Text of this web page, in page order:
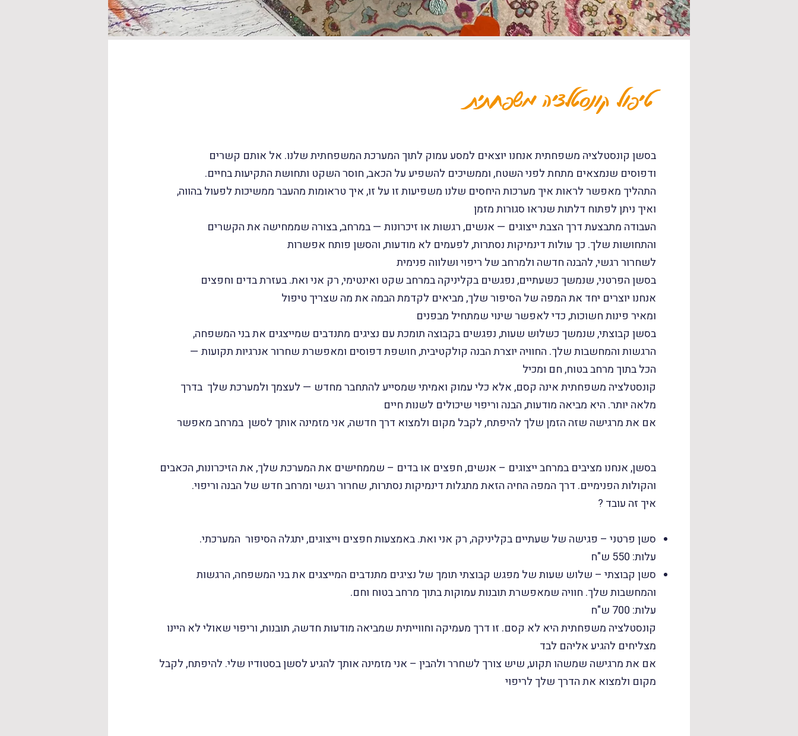
טיפול קונסטלציה משפחתית
בסשן קונסטלציה משפחתית אנחנו יוצאים למסע עמוק לתוך המערכת המשפחתית שלנו. אל אותם קשרים
ודפוסים שנמצאים מתחת לפני השטח, וממשיכים להשפיע על הכאב, חוסר השקט ותחושת התקיעות בחיים.
התהליך מאפשר לראות איך מערכות היחסים שלנו משפיעות זו על זו, איך טראומות מהעבר ממשיכות לפעול בהווה,
ואיך ניתן לפתוח דלתות שנראו סגורות מזמן
העבודה מתבצעת דרך הצבת ייצוגים — אנשים, רגשות או זיכרונות — במרחב, בצורה שממחישה את הקשרים
והתחושות שלך. כך עולות דינמיקות נסתרות, לפעמים לא מודעות, והסשן פותח אפשרות
לשחרור רגשי, להבנה חדשה ולמרחב של ריפוי ושלווה פנימית
​בסשן הפרטני, שנמשך כשעתיים, נפגשים בקליניקה במרחב שקט ואינטימי, רק אני ואת. בעזרת בדים וחפצים
אנחנו יוצרים יחד את המפה של הסיפור שלך, מביאים לקדמת הבמה את מה שצריך טיפול
ומאיר פינות חשוכות, כדי לאפשר שינוי שמתחיל מבפנים
​בסשן קבוצתי, שנמשך כשלוש שעות, נפגשים בקבוצה תומכת עם נציגים מתנדבים שמייצגים את בני המשפחה,
הרגשות והמחשבות שלך. החוויה יוצרת הבנה קולקטיבית, חושפת דפוסים ומאפשרת שחרור אנרגיות תקועות —
הכל בתוך מרחב בטוח, חם ומכיל
קונסטלציה משפחתית אינה קסם, אלא כלי עמוק ואמיתי שמסייע להתחבר מחדש — לעצמך ולמערכת שלך בדרך
מלאה יותר. היא מביאה מודעות, הבנה וריפוי שיכולים לשנות חיים
אם את מרגישה שזה הזמן שלך להיפתח, לקבל מקום ולמצוא דרך חדשה, אני מזמינה אותך לסשן במרחב מאפשר
בסשן, אנחנו מציבים במרחב ייצוגים – אנשים, חפצים או בדים – שממחישים את המערכת שלך, את הזיכרונות, הכאבים
והקולות הפנימיים. דרך המפה החיה הזאת מתגלות דינמיקות נסתרות, שחרור רגשי ומרחב חדש של הבנה וריפוי.
איך זה עובד ?
סשן פרטני – פגישה של שעתיים בקליניקה, רק אני ואת. באמצעות חפצים וייצוגים, יתגלה הסיפור המערכתי.
עלות: 550 ש"ח
סשן קבוצתי – שלוש שעות של מפגש קבוצתי תומך של נציגים מתנדבים המייצגים את בני המשפחה, הרגשות
והמחשבות שלך. חוויה שמאפשרת תובנות עמוקות בתוך מרחב בטוח וחם.
עלות: 700 ש"ח
קונסטלציה משפחתית היא לא קסם. זו דרך מעמיקה וחווייתית שמביאה מודעות חדשה, תובנות, וריפוי שאולי לא היינו
מצליחים להגיע אליהם לבד
אם את מרגישה שמשהו תקוע, שיש צורך לשחרר ולהבין – אני מזמינה אותך להגיע לסשן בסטודיו שלי. להיפתח, לקבל
מקום ולמצוא את הדרך שלך לריפוי